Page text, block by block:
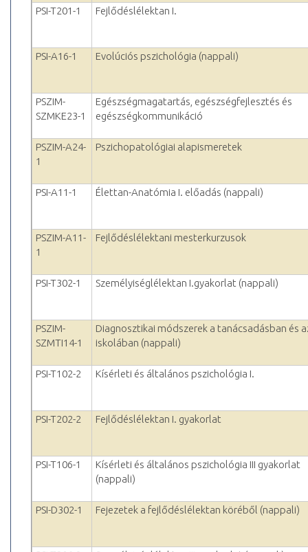
PSI-T201-1 Fejlődéslélektan I.
PSI-A16-1 Evolúciós pszichológia (nappali)
PSZIM-
SZMKE23-1
Egészségmagatartás, egészségfejlesztés és
egészségkommunikáció
PSZIM-A24-
1
Pszichopatológiai alapismeretek
PSI-A11-1 Élettan-Anatómia I. előadás (nappali)
PSZIM-A11-
1
Fejlődéslélektani mesterkurzusok
PSI-T302-1 Személyiséglélektan I.gyakorlat (nappali)
PSZIM-
SZMTI14-1
Diagnosztikai módszerek a tanácsadásban és
iskolában (nappali)
PSI-T102-2 Kísérleti és általános pszichológia I.
PSI-T202-2 Fejlődéslélektan I. gyakorlat
PSI-T106-1
Kísérleti és általános pszichológia III gyakorlat
(nappali)
PSI-D302-1 Fejezetek a fejlődéslélektan köréből (nappali)